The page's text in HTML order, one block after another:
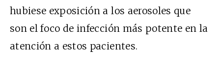
hubiese exposición a los aerosoles que
son el foco de infección más potente en la
atención a estos pacientes.